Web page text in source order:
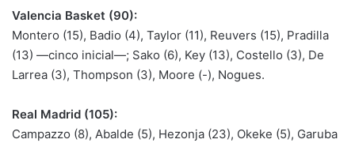
Valencia Basket (90):
Montero (15), Badio (4), Taylor (11), Reuvers (15), Pradilla
(13) —cinco inicial—; Sako (6), Key (13), Costello (3), De
Larrea (3), Thompson (3), Moore (-), Nogues.
Real Madrid (105):
Campazzo (8), Abalde (5), Hezonja (23), Okeke (5), Garuba